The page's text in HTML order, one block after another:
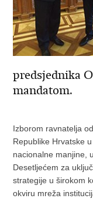
predsjednika
mandatom.
Izborom ravnatelja
Republike Hrvatske
nacionalne manjine,
Desetljećem za
strategije u širokom
okviru mreža